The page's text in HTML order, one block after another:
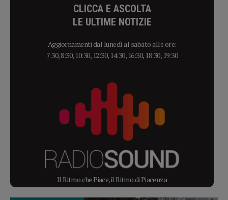
CLICCA E ASCOLTA
LE ULTIME NOTIZIE
Aggiornamenti dal lunedì al sabato alle ore:
7:30, 8:30, 10:30, 12:30, 14:30, 16:30, 18:30, 19:30
Il Ritmo che Piace, il Ritmo di Piacenza